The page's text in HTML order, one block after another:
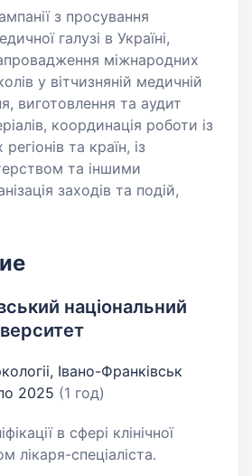
з просування
галузі в Україні,
міжнародних
у вітчизняній медичній
виготовлення та аудит
координація роботи із
та країн, із
та іншими
заходів та подій,
національний
Івано-Франківськ
2025 (1 год)
в сфері клінічної
лікаря-спеціаліста.